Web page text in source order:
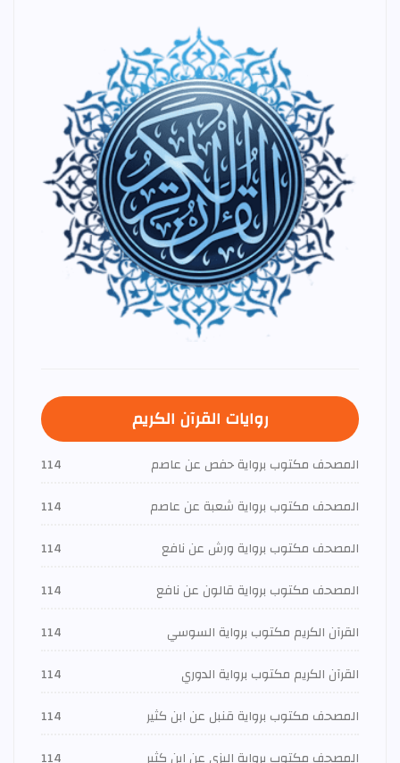
روايات القرآن الكريم
المصحف مكتوب برواية حفص عن عاصم
114
المصحف مكتوب برواية شعبة عن عاصم
114
المصحف مكتوب برواية ورش عن نافع
114
المصحف مكتوب برواية قالون عن نافع
114
القرآن الكريم مكتوب برواية السوسي
114
القرآن الكريم مكتوب برواية الدوري
114
المصحف مكتوب برواية قنبل عن ابن كثير
114